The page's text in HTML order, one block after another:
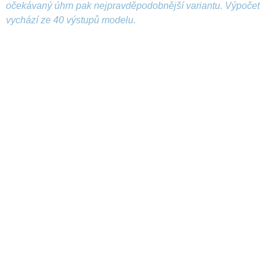
očekávaný úhrn pak nejpravděpodobnější variantu. Výpočet
vychází ze 40 výstupů modelu.